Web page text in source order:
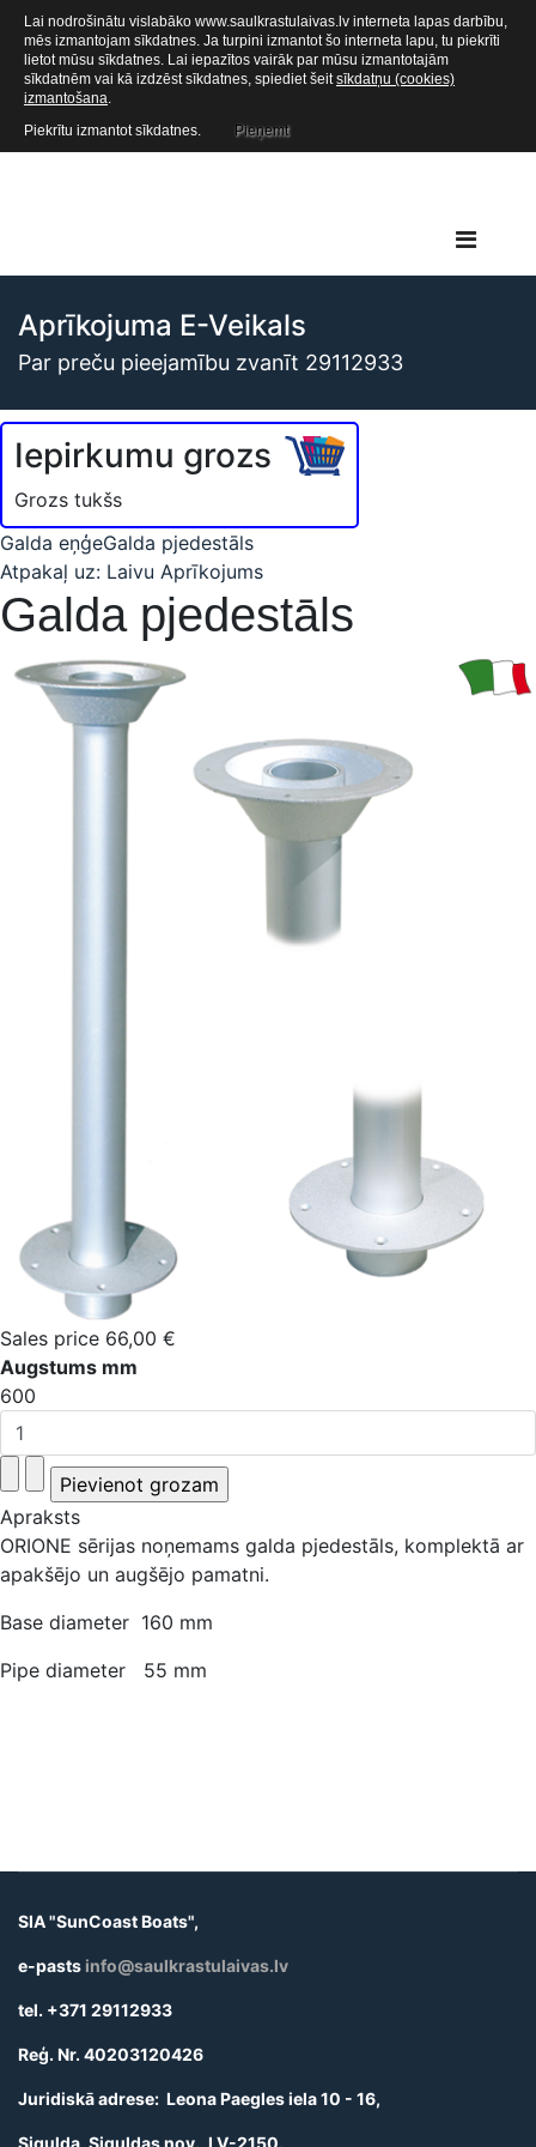
Aprīkojuma E-Veikals
Par preču pieejamību zvanīt 29112933
Iepirkumu grozs
Grozs tukšs
Galda eņģeGalda pjedestāls
Atpakaļ uz: Laivu Aprīkojums
Galda pjedestāls
Sales price 66,00 €
Augstums mm
600
Apraksts
ORIONE sērijas noņemams galda pjedestāls, komplektā ar
apakšējo un augšējo pamatni.
Base diameter 160 mm
Pipe diameter 55 mm
SIA "SunCoast Boats",
e-pasts info@saulkrastulaivas.lv
tel. +371 29112933
Reģ. Nr. 40203120426
Juridiskā adrese: Leona Paegles iela 10 - 16,
Sigulda, Siguldas nov., LV-2150.
Lai nodrošinātu vislabāko www.saulkrastulaivas.lv interneta lapas darbību,
mēs izmantojam sīkdatnes. Ja turpini izmantot šo interneta lapu, tu piekrīti
lietot mūsu sīkdatnes. Lai iepazītos vairāk par mūsu izmantotajām
sīkdatnēm vai kā izdzēst sīkdatnes, spiediet šeitsīkdatņu (cookies)
izmantošana.
Piekrītu izmantot sīkdatnes.
Pieņemt